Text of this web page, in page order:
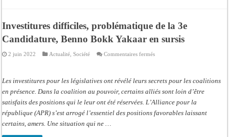
Investitures difficiles, problématique de la 3e
Candidature, Benno Bokk Yakaar en sursis
2 juin 2022 Actualité ,Société Commentaires ferméssur
la
3e
Benno
Yakaar
Les investitures pour les législatives ont révélé leurs secrets pour les coalitions
en présence. Dans la coalition au pouvoir, certains alliés sont loin d’être
satisfaits des positions qui le leur ont été réservées. L’Alliance pour la
république (APR) s’est arrogé l’essentiel des positions favorables laissant
certains, amers. Une situation qui ne …